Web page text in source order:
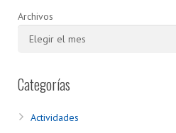
Archivos
Categorías
Actividades